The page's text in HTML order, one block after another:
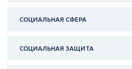
СОЦИАЛЬНАЯ СФЕРА
СОЦИАЛЬНАЯ ЗАЩИТА